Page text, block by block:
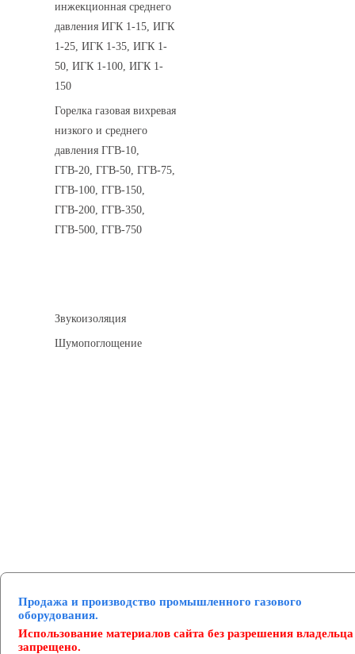
инжекционная среднего
давления ИГК 1-15, ИГК
1-25, ИГК 1-35, ИГК 1-
50, ИГК 1-100, ИГК 1-
150
Горелка газовая вихревая
низкого и среднего
давления ГГВ-10,
ГГВ-20, ГГВ-50, ГГВ-75,
ГГВ-100, ГГВ-150,
ГГВ-200, ГГВ-350,
ГГВ-500, ГГВ-750
Звукоизоляция
Шумопоглощение
Продажа и производство промышленного газового
оборудования.
Использование материалов сайта без разрешения владельца
запрещено.